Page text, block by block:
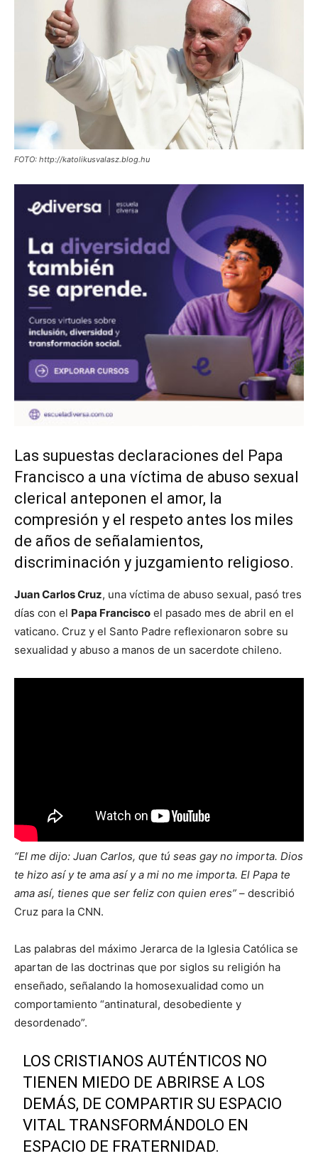
FOTO: http://katolikusvalasz.blog.hu
Las supuestas declaraciones del Papa
Francisco a una víctima de abuso sexual
clerical anteponen el amor, la
compresión y el respeto antes los miles
de años de señalamientos,
discriminación y juzgamiento religioso.
Juan Carlos Cruz, una víctima de abuso sexual, pasó tres
días con el Papa Francisco el pasado mes de abril en el
vaticano. Cruz y el Santo Padre reflexionaron sobre su
sexualidad y abuso a manos de un sacerdote chileno.
“El me dijo: Juan Carlos, que tú seas gay no importa. Dios
te hizo así y te ama así y a mi no me importa. El Papa te
ama así, tienes que ser feliz con quien eres” – describió
Cruz para la CNN.
Las palabras del máximo Jerarca de la Iglesia Católica se
apartan de las doctrinas que por siglos su religión ha
enseñado, señalando la homosexualidad como un
comportamiento “antinatural, desobediente y
desordenado”.
LOS CRISTIANOS AUTÉNTICOS NO
TIENEN MIEDO DE ABRIRSE A LOS
DEMÁS, DE COMPARTIR SU ESPACIO
VITAL TRANSFORMÁNDOLO EN
ESPACIO DE FRATERNIDAD.